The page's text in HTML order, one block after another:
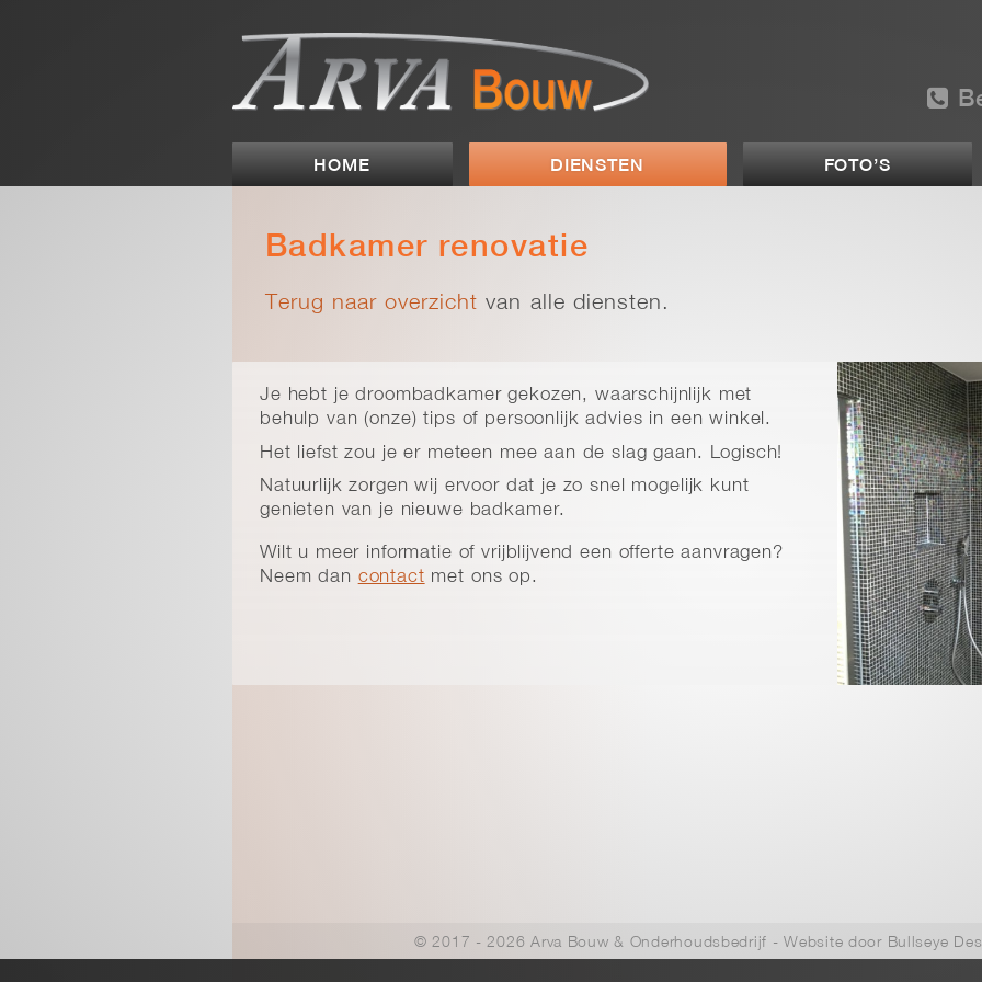
HOME DIENSTEN FOTO’S
Badkamer renovatie
Terug naar overzicht van alle diensten.
Je hebt je droombadkamer gekozen, waarschijnlijk met
behulp van (onze) tips of persoonlijk advies in een winkel.
Het liefst zou je er meteen mee aan de slag gaan. Logisch!
Natuurlijk zorgen wij ervoor dat je zo snel mogelijk kunt
genieten van je nieuwe badkamer.
Wilt u meer informatie of vrijblijvend een offerte aanvragen?
Neem dan contact met ons op.
© 2017 - 2026 Arva Bouw & Onderhoudsbedrijf - Website door Bullseye